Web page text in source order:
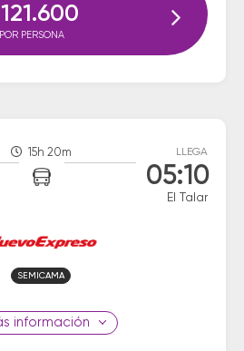
121.600
POR PERSONA
15h 20m LLEGA
05:10
El Talar
SEMICAMA
información